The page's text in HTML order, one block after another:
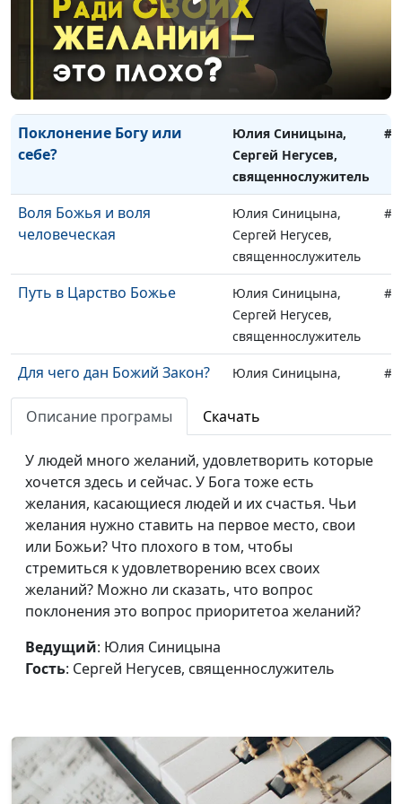
священнослужитель
Все верующие — рабы
Божьи?
Юлия Синицына,
Сергей Негусев,
священнослужитель
Поклонение Богу или
себе?
Юлия Синицына,
Сергей Негусев,
священнослужитель
Воля Божья и воля
человеческая
Юлия Синицына,
Сергей Негусев,
священнослужитель
Путь в Царство Божье
Юлия Синицына,
Сергей Негусев,
священнослужитель
Для чего дан Божий Закон?
Юлия Синицына,
священнослужитель
Как устроено Царство
Божье?
Сергей Негусев,
священнослужитель
Царство Божье в Библии
Юлия Синицына,
Сергей Негусев,
священнослужитель
Апостол Павел: призвание,
Юлия Синицына,
доктор богословия
Хула на Духа Святого —
непростительный грех?
Юлия Синицына,
Леонтий Гунько,
Описание програмы Скачать
У людей много желаний, удовлетворить которые
хочется здесь и сейчас. У Бога тоже есть
желания, касающиеся людей и их счастья. Чьи
желания нужно ставить на первое место, свои
или Божьи? Что плохого в том, чтобы
стремиться к удовлетворению всех своих
желаний? Можно ли сказать, что вопрос
поклонения это вопрос приоритетоа желаний?
Ведущий: Юлия Синицына
Гость: Сергей Негусев, священнослужитель